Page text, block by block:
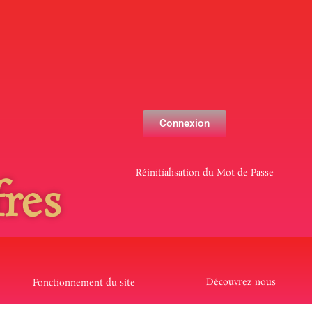
Connexion
Réinitialisation du Mot de Passe
Fonctionnement du site Découvrez nous